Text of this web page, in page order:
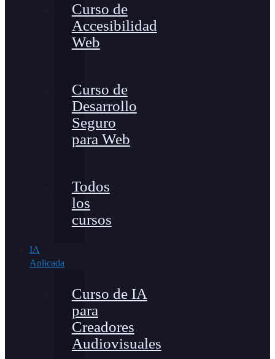
Curso de
Accesibilidad
Web
Curso de
Desarrollo
Seguro
para Web
Todos
los
cursos
IA
Aplicada
Curso de IA
para
Creadores
Audiovisuales